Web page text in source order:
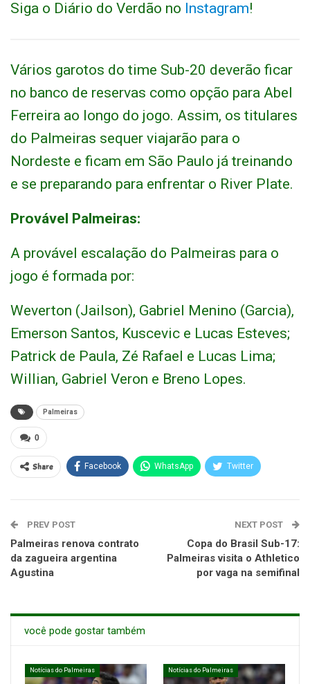
Siga o Diário do Verdão no Instagram!
Vários garotos do time Sub-20 deverão ficar
no banco de reservas como opção para Abel
Ferreira ao longo do jogo. Assim, os titulares
do Palmeiras sequer viajarão para o
Nordeste e ficam em São Paulo já treinando
e se preparando para enfrentar o River Plate.
Provável Palmeiras:
A provável escalação do Palmeiras para o
jogo é formada por:
Weverton (Jailson), Gabriel Menino (Garcia),
Emerson Santos, Kuscevic e Lucas Esteves;
Patrick de Paula, Zé Rafael e Lucas Lima;
Willian, Gabriel Veron e Breno Lopes.
Palmeiras
0
Share Facebook WhatsApp Twitter
PREV POST
Palmeiras renova contrato
da zagueira argentina
Agustina
NEXT POST
Copa do Brasil Sub-17:
Palmeiras visita o Athletico
por vaga na semifinal
você pode gostar também
Notícias do Palmeiras Notícias do Palmeiras